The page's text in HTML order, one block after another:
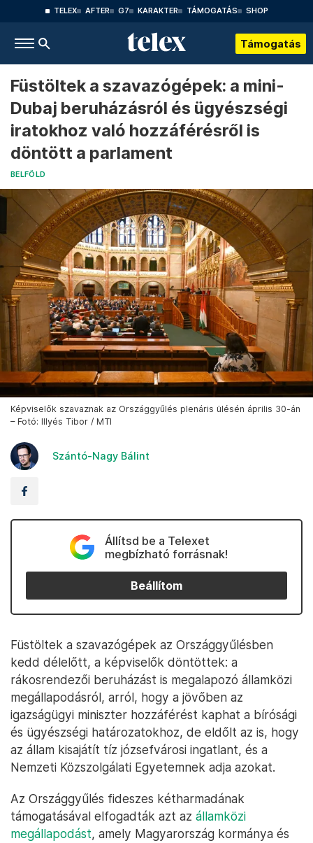
TELEX AFTER G7 KARAKTER TÁMOGATÁS SHOP
Támogatás
Füstöltek a szavazógépek: a mini-
Dubaj beruházásról és ügyészségi
iratokhoz való hozzáférésről is
döntött a parlament
BELFÖLD
Képviselők szavaznak az Országgyűlés plenáris ülésén április 30-án
– Fotó: Illyés Tibor / MTI
Szántó-Nagy Bálint
Állítsd be a Telexet
megbízható forrásnak!
Beállítom
Füstöltek a szavazógépek az Országgyűlésben
kedd délelőtt, a képviselők döntöttek: a
rákosrendezői beruházást is megalapozó államközi
megállapodásról, arról, hogy a jövőben az
igazságügyi miniszter hozzáférést kaphat a bírósági
és ügyészségi határozatokhoz, de eldőlt az is, hogy
az állam kisajátít tíz józsefvárosi ingatlant, és a
Nemzeti Közszolgálati Egyetemnek adja azokat.
Az Országgyűlés fideszes kétharmadának
támogatásával elfogadták azt az államközi
megállapodást, amely Magyarország kormánya és